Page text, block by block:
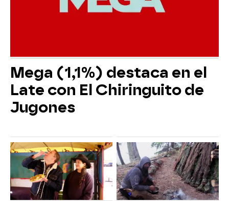
Mega (1,1%) destaca en el
Late con El Chiringuito de
Jugones